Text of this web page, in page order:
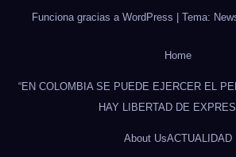
Funciona gracias a WordPress Tema:
Home
“EN COLOMBIA SE PUEDE EJERCER EL
HAY LIBERTAD DE
About UsACTUALIDAD